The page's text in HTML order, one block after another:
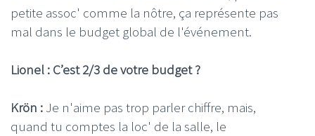
petite assoc' comme la nôtre, ça représente pas
mal dans le budget global de l'événement.
Lionel : C’est 2/3 de votre budget ?
Krön : Je n'aime pas trop parler chiffre, mais,
quand tu comptes la loc' de la salle, le